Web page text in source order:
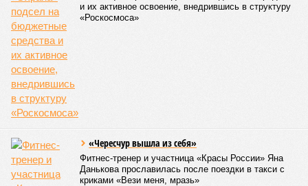
и их активное освоение, внедрившись в структуру
«Роскосмоса»
«Чересчур вышла из себя»
Фитнес-тренер и участница «Красы России» Яна
Данькова прославилась после поездки в такси с
криками «Вези меня, мразь»